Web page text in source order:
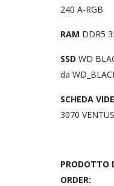
240 A-RGB
RAM DDR5
SSD WD
da
SCHEDA
3070
PRODOTTO
ORDER: